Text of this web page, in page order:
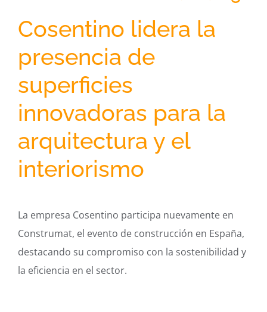
Cosentino lidera la
presencia de
superficies
innovadoras para la
arquitectura y el
interiorismo
La empresa Cosentino participa nuevamente en
Construmat, el evento de construcción en España,
destacando su compromiso con la sostenibilidad y
la eficiencia en el sector.